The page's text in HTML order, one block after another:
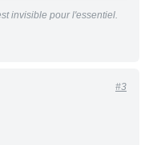
invisible pour l'essentiel.
#3